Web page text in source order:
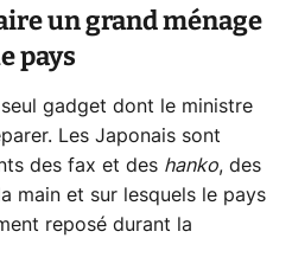
un grand ménage
pays
gadget dont le ministre
Les Japonais sont
des fax et des hanko, des
main et sur lesquels le pays
reposé durant la